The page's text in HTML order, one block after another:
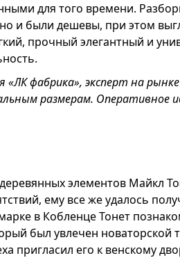
для того времени.
и были дешевы, при этом
прочный элегантный и
фабрика», эксперт на
размерам. Оперативное
элементов Майкл
ему все же удалось
в Кобленце Тонет
был увлечен новаторской
пригласил его к венскому